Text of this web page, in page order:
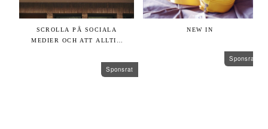
SCROLLA PÅ SOCIALA
MEDIER OCH ATT ALLTID
Sponsrat
NEW IN
Sponsrat